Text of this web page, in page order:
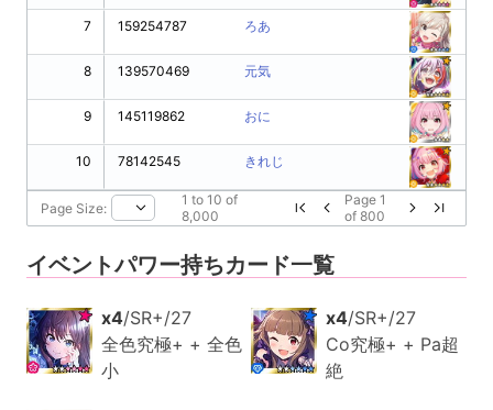
7
8
9
10
159254787 ろあ
139570469 元気
145119862 おに
78142545 きれじ
Page Size: 1 to 10 of
8,000
Page 1
of 800
イベントパワー持ちカード一覧
x4/SR+/27
全色究極+ + 全色
小
x4/SR+/27
Co究極+ + Pa超
絶